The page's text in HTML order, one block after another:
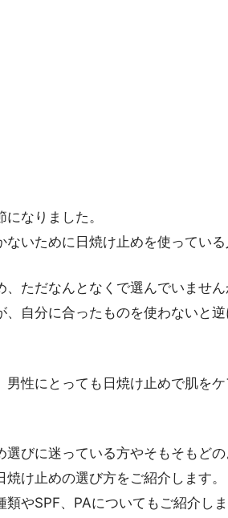
なりました。
ないために日焼け止めを使っている
、ただなんとなくで選んでいません
、自分に合ったものを使わないと
男性にとっても日焼け止めで肌を
選びに迷っている方やそもそもど
け止めの選び方をご紹介します。
類やSPF、PAについてもご紹介し